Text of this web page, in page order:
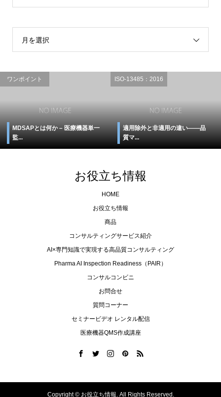
月を選択
ワンポイント
MDSAPとは何か – 医療機器単一
監...
ISO-13485：2016
適用除外と非適用の違い――品
質マ...
お役立ち情報
HOME
お役立ち情報
商品
コンサルティングサービス紹介
AI×専門知識で実現する高品質コンサルティング
Pharma AI Inspection Readiness（PAIR）
コンサルコンビニ
お問合せ
質問コーナー
セミナービデオ レンタル配信
医療機器QMS作成講座
Copyright ©お役立ち情報. All Rights Reserved.